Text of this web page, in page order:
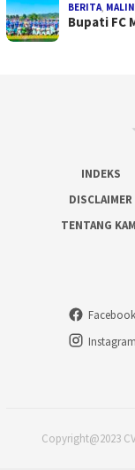
BERITA,
Bupati FC
INDEKS
DISCLAIMER
TENTANG
Facebook
Instagram
Copyright@2023